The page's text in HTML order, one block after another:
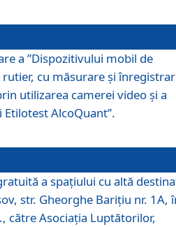
a ”Dispozitivului mobil de
cu măsurare și
utilizarea camerei video și a
Etilotest AlcoQuant”.
a spaţiului cu altă
str. Gheorghe Bariţiu nr. 1A,
către Asociaţia Luptătorilor,